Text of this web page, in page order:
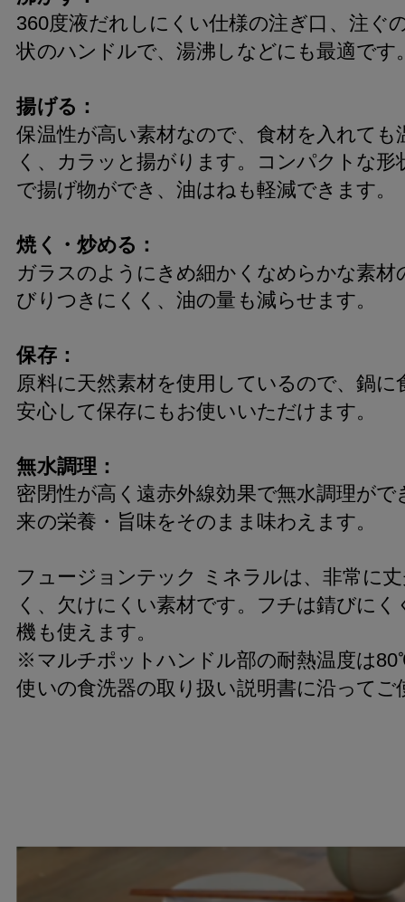
360度液だれしにくい仕様の注ぎ口、注ぐ
状のハンドルで、湯沸しなどにも最適です
揚げる：
保温性が高い素材なので、食材を入れても
く、カラッと揚がります。コンパクトな
で揚げ物ができ、油はねも軽減できます。
焼く・炒める：
ガラスのようにきめ細かくなめらかな素材
びりつきにくく、油の量も減らせます。
保存：
原料に天然素材を使用しているので、鍋に
安心して保存にもお使いいただけます。
無水調理：
密閉性が高く遠赤外線効果で無水調理がで
来の栄養・旨味をそのまま味わえます。
フュージョンテック ミネラルは、非常に
く、欠けにくい素材です。フチは錆びに
機も使えます。
※マルチポットハンドル部の耐熱温度は
使いの食洗器の取り扱い説明書に沿ってご